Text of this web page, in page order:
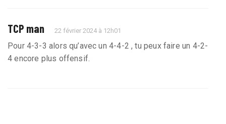
TCP man 22 février 2024 à 12h01
Pour 4-3-3 alors qu’avec un 4-4-2 , tu peux faire un 4-2-
4 encore plus offensif.